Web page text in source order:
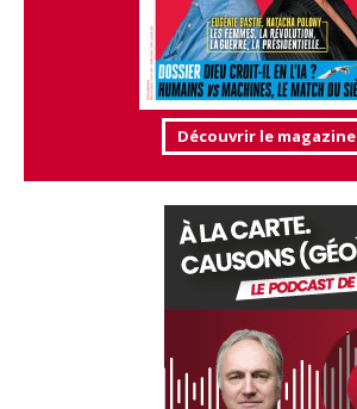
Découvrir le magazine